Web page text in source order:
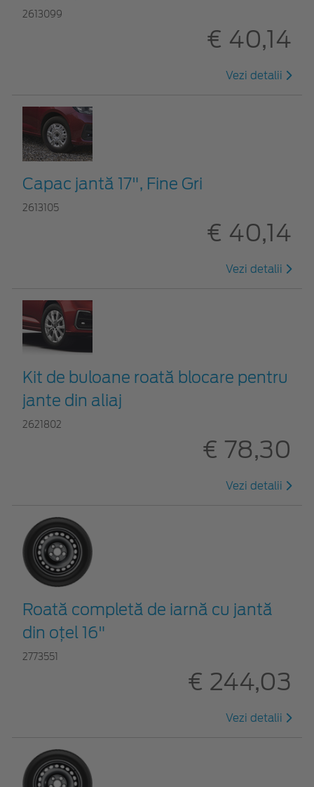
2613099
€ 40,14
Vezi detalii
Capac jantă 17", Fine Gri
2613105
€ 40,14
Vezi detalii
Kit de buloane roată blocare pentru
jante din aliaj
2621802
€ 78,30
Vezi detalii
Roată completă de iarnă cu jantă
din oțel 16"
2773551
€ 244,03
Vezi detalii